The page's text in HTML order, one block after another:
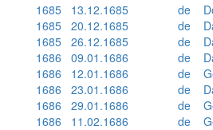
1685 13.12.1685 de
1685 20.12.1685 de
1685 26.12.1685 de
1686 09.01.1686 de
1686 12.01.1686 de
1686 23.01.1686 de
1686 29.01.1686 de
1686 11.02.1686 de